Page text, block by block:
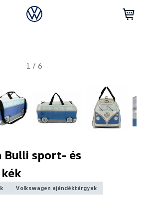
1 /6
Bulli sport- és
Volkswagen ajándéktárgyak